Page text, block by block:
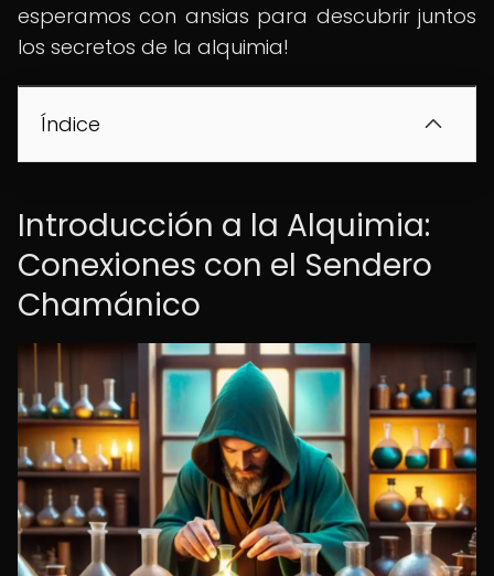
esperamos con ansias para descubrir juntos
los secretos de la alquimia!
Índice
Introducción a la Alquimia:
Conexiones con el Sendero
Chamánico